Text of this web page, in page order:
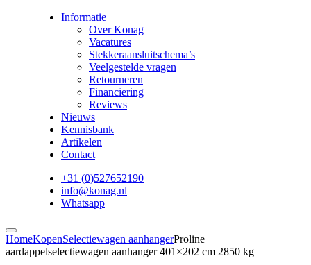
Informatie
Over Konag
Vacatures
Stekkeraansluitschema’s
Veelgestelde vragen
Retourneren
Financiering
Reviews
Nieuws
Kennisbank
Artikelen
Contact
+31 (0)527652190
info@konag.nl
Whatsapp
HomeKopenSelectiewagen aanhangerProline
aardappelselectiewagen aanhanger 401×202 cm 2850 kg